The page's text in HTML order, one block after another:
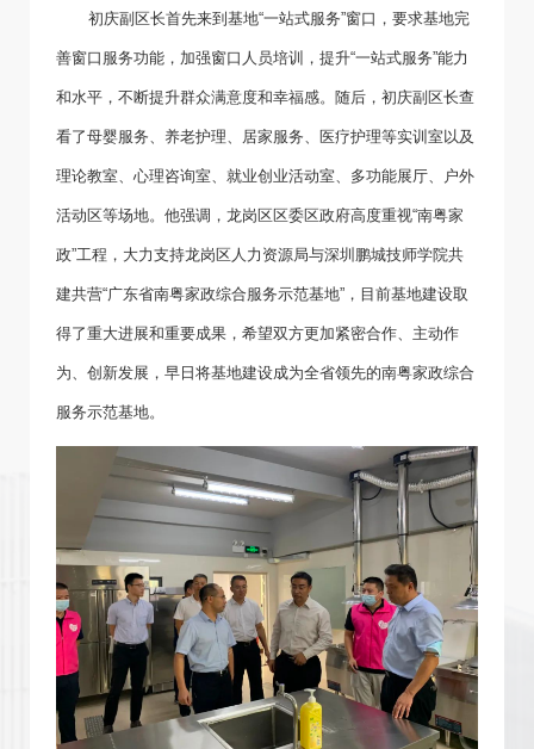
初庆副区长首先来到基地“一站式服务”窗口，要求基地完
善窗口服务功能，加强窗口人员培训，提升“一站式服务”能力
和水平，不断提升群众满意度和幸福感。随后，初庆副区长查
看了母婴服务、养老护理、居家服务、医疗护理等实训室以及
理论教室、心理咨询室、就业创业活动室、多功能展厅、户外
活动区等场地。他强调，龙岗区区委区政府高度重视“南粤家
政”工程，大力支持龙岗区人力资源局与深圳鹏城技师学院共
建共营“广东省南粤家政综合服务示范基地”，目前基地建设取
得了重大进展和重要成果，希望双方更加紧密合作、主动作
为、创新发展，早日将基地建设成为全省领先的南粤家政综合
服务示范基地。